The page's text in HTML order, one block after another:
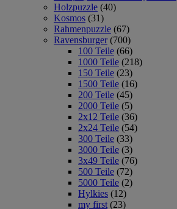
Holzpuzzle (40)
Kosmos (31)
Rahmenpuzzle (67)
Ravensburger (700)
100 Teile (66)
1000 Teile (218)
150 Teile (23)
1500 Teile (16)
200 Teile (45)
2000 Teile (5)
2x12 Teile (36)
2x24 Teile (54)
300 Teile (33)
3000 Teile (3)
3x49 Teile (76)
500 Teile (72)
5000 Teile (2)
Hylkies (12)
my first (23)